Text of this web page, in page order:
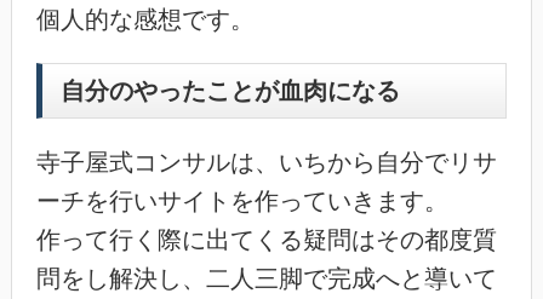
個人的な感想です。
自分のやったことが血肉になる
寺子屋式コンサルは、いちから自分でリサ
ーチを行いサイトを作っていきます。
作って行く際に出てくる疑問はその都度質
問をし解決し、二人三脚で完成へと導いて